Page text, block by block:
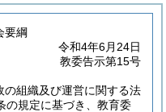
要綱
令和4年6月24日
教委告示第15号
の組織及び運営に関する法
の規定に基づき、教育委